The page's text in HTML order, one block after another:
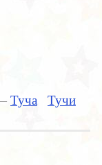
Туча Тучи